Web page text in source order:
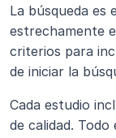
La búsqueda es
estrechamente
criterios para
de iniciar la
Cada estudio
de calidad.